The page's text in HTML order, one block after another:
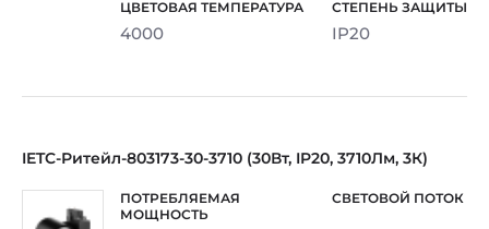
4000 IP20
IETC-Ритейл-803173-30-3710 (30Вт, IP20, 3710Лм, 3К)